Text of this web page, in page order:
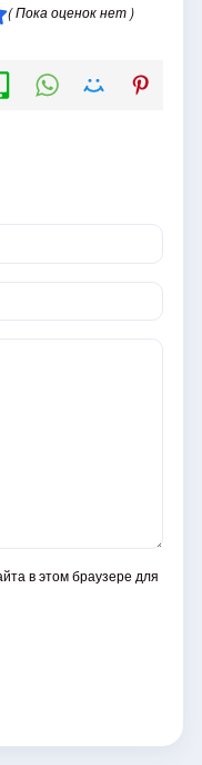
( Пока оценок нет )
в этом браузере для